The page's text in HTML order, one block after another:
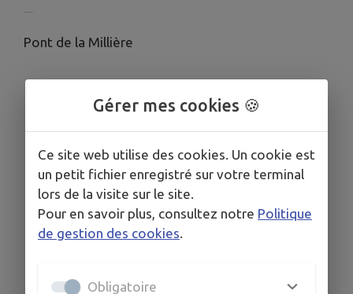
Pont de la Millière
Gérer mes cookies 🍪
Ce site web utilise des cookies. Un cookie est
un petit fichier enregistré sur votre terminal
lors de la visite sur le site.
Pour en savoir plus, consultez notre Politique
de gestion des cookies
Obligatoire